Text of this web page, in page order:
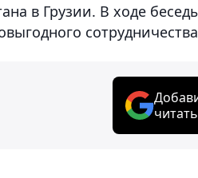
в Грузии. В ходе